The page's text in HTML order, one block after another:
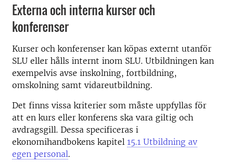
Externa och interna kurser och
konferenser
Kurser och konferenser kan köpas externt utanför
SLU eller hålls internt inom SLU. Utbildningen kan
exempelvis avse inskolning, fortbildning,
omskolning samt vidareutbildning.
Det finns vissa kriterier som måste uppfyllas för
att en kurs eller konferens ska vara giltig och
avdragsgill. Dessa specificeras i
ekonomihandbokens kapitel 15.1 Utbildning av
egen personal.